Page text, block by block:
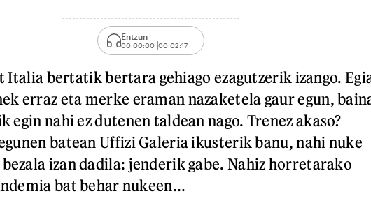
Entzun
00:00:00 00:02:17
Italia bertatik bertara gehiago ezagutzerik izango.
erraz eta merke eraman nazaketela gaur egun,
egin nahi ez dutenen taldean nago. Trenez akaso?
batean Uffizi Galeria ikusterik banu, nahi nuke
izan dadila: jenderik gabe. Nahiz horretarako
bat behar nukeen…